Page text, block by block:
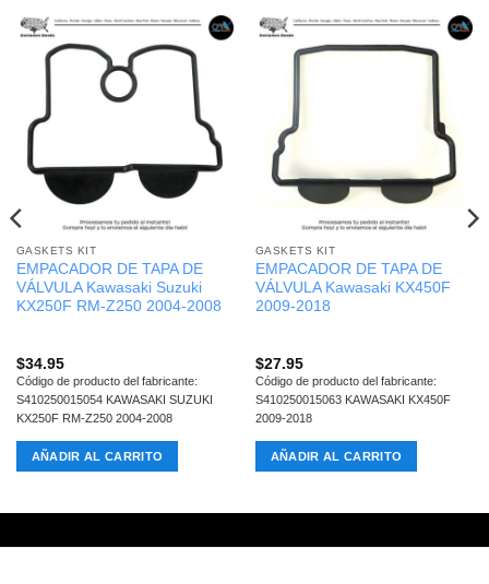
GASKETS KIT
EMPACADOR DE TAPA DE
VÁLVULA Kawasaki Suzuki
KX250F RM-Z250 2004-2008
$34.95
Código de producto del fabricante:
S410250015054 KAWASAKI SUZUKI
KX250F RM-Z250 2004-2008
AÑADIR AL CARRITO
GASKETS KIT
EMPACADOR DE TAPA DE
VÁLVULA Kawasaki KX450F
2009-2018
$27.95
Código de producto del fabricante:
S410250015063 KAWASAKI KX450F
2009-2018
AÑADIR AL CARRITO